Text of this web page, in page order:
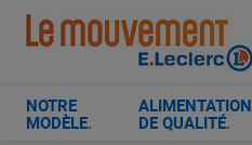
Aller
contenu
NOTRE
MODÈLE.
ALIMENTATION
DE QUALITÉ.